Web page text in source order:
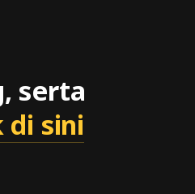
serta
di sini